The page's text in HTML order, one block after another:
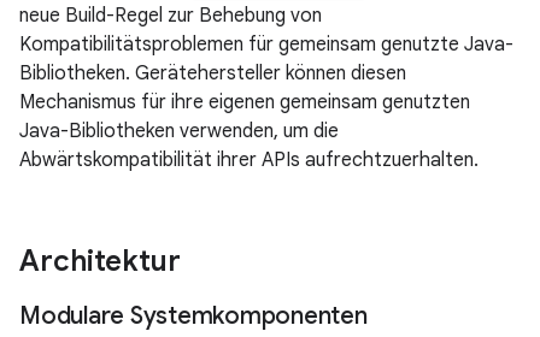
neue Build-Regel zur Behebung von
Kompatibilitätsproblemen für gemeinsam genutzte Java-
Bibliotheken. Gerätehersteller können diesen
Mechanismus für ihre eigenen gemeinsam genutzten
Java-Bibliotheken verwenden, um die
Abwärtskompatibilität ihrer APIs aufrechtzuerhalten.
Architektur
Modulare Systemkomponenten